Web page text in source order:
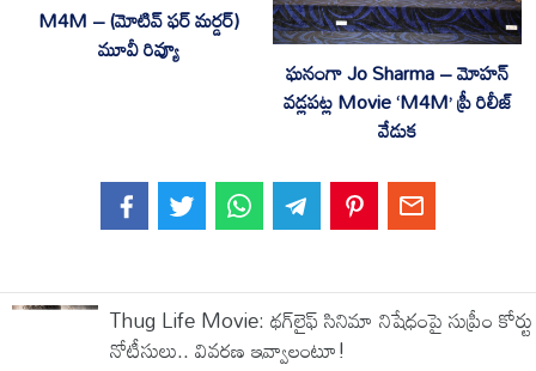
M4M – (మోటివ్ ఫర్ మర్డర్)
మూవీ రివ్యూ
ఘనంగా Jo Sharma – మోహన్
వడ్లపట్ల Movie ‘M4M’ ప్రీ రిలీజ్
వేడుక
Thug Life Movie: థగ్‌లైఫ్‌ సినిమా నిషేధంపై సుప్రీం కోర్టు
నోటీసులు.. వివరణ ఇవ్వాలంటూ!